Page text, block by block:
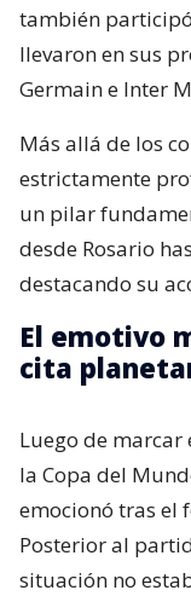
también
llevaron en sus
Germain e Inter
Más allá de los
estrictamente
un pilar
desde Rosario
destacando su
El emotivo
cita
Luego de marcar
la Copa del
emocionó tras el
Posterior al
situación no